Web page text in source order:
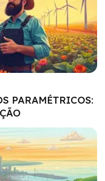
PARAMÉTRICOS: